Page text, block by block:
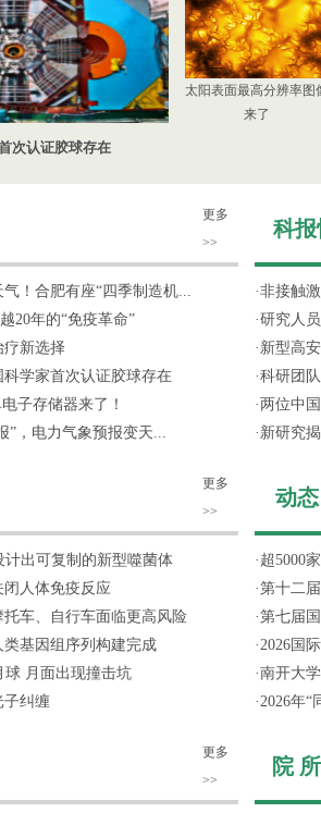
次认证胶球存在
太阳表面最高分辨率图
来了
更多
>>
！合肥有座“四季制造机...
20年的“免疫革命”
疗新选择
学家首次认证胶球存在
子存储器来了！
”，电力气象预报变天...
更多
>>
出可复制的新型噬菌体
人体免疫反应
车、自行车面临更高风险
基因组序列构建完成
球 月面出现撞击坑
子纠缠
更多
>>
科
·非接触
·研究人
· 新型高
·科研团
· 两位中
· 新研究
动态
· 超5000
·第十二
·第七届
·2026国
·南开大
·2026年“
院 所